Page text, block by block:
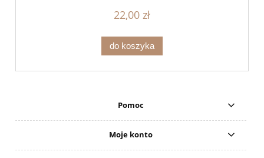
22,00 zł
do koszyka
Pomoc
Moje konto